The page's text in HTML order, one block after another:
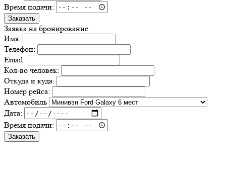
Время подачи:
Заказать
Заявка на бронирование
Имя:
Телефон:
Email:
Кол-во человек:
Откуда и куда:
Номер рейса:
Автомобиль
Дата:
Время подачи:
Заказать